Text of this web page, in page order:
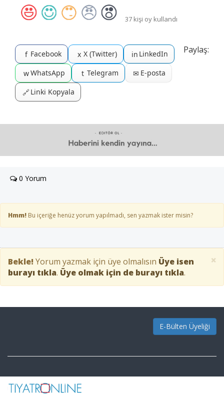
37 kişi oy kullandı
Paylaş:
f Facebook x X (Twitter) in LinkedIn
wWhatsApp t Telegram ✉ E-posta
🔗Linki Kopyala
0 Yorum
Hmm! Bu içeriğe henüz yorum yapılmadı, sen yazmak ister misin?
×
Bekle! Yorum yazmak için üye olmalısın Üye isen
burayı tıkla. Üye olmak için de burayı tıkla.
E-Bülten Üyeliği